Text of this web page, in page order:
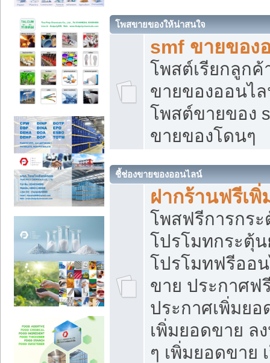
โพสขายของให้น่าสนใจ
smf ขายของ
โพสต์เรียกลูกค้
ขายของออนไ
โพสต์ขายของ
ขายของโดนๆ
ชี้ช่องขายของออนไลน์
ฝากร้านฟรีเ
โพสฟรีการกร
โปรโมทกระตุ้
โปรโมทฟรีออ
ขาย ประกาศฟ
ประกาศเพิ่มย
เพิ่มยอดขาย ล
ๆ เพิ่มยอดขาย